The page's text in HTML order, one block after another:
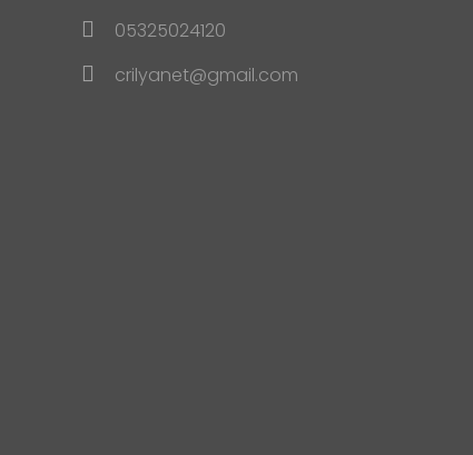
05325024120
crilyanet@gmail.com